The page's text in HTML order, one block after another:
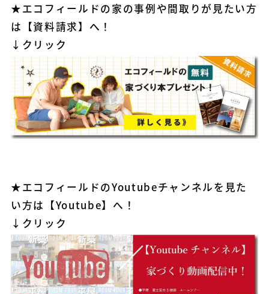
★エコフィールドの家の事例や間取りが見たい方
は【資料請求】へ！
↓ クリック
★エコフィールドのYoutubeチャンネルを見た
い方は【Youtube】へ！
↓ クリック